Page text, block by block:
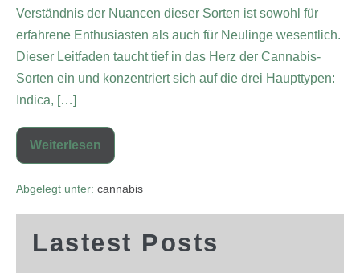
Verständnis der Nuancen dieser Sorten ist sowohl für
erfahrene Enthusiasten als auch für Neulinge wesentlich.
Dieser Leitfaden taucht tief in das Herz der Cannabis-
Sorten ein und konzentriert sich auf die drei Haupttypen:
Indica, […]
Weiterlesen
Abgelegt unter: cannabis
Lastest Posts